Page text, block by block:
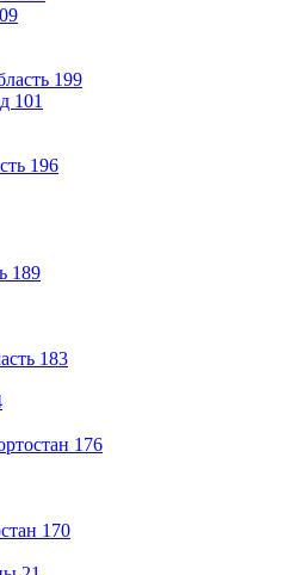
199
101
196
189
183
176
170